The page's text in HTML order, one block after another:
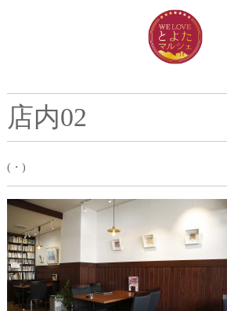
店内02
(・)